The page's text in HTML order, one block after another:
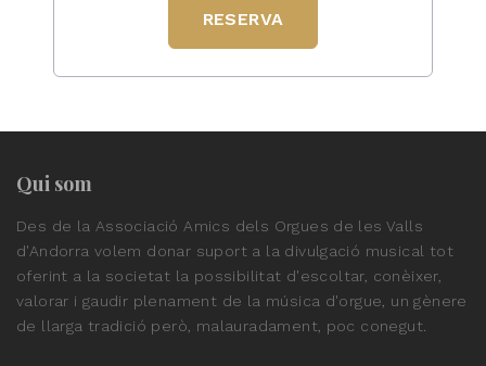
RESERVA
Qui som
Des de la Associació Amics dels Orgues de les Valls
d'Andorra volem donar suport a la divulgació musical tot
oferint a la societat la possibilitat d'escoltar, conèixer,
valorar i gaudir plenament de la música d'orgue, un gènere
de llarga tradició però, malauradament, poc conegut.